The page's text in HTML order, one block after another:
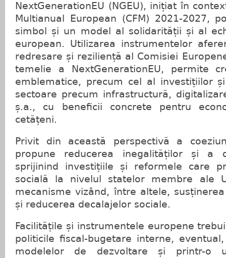
NextGenerationEU (NGEU), inițiat în
Multianual European (CFM) 2021-2027,
simbol și un model al solidarității și al
european. Utilizarea instrumentelor
redresare și reziliență al Comisiei
temelie a NextGenerationEU, permite
emblematice, precum cel al investițiilor
sectoare precum infrastructură,
ș.a., cu beneficii concrete pentru
cetățeni.
Privit din această perspectivă a
propune reducerea inegalităților și a
sprijinind investițiile și reformele care
socială la nivelul statelor membre ale
mecanisme vizând, între altele,
și reducerea decalajelor sociale.
Facilitățile și instrumentele europene
politicile fiscal-bugetare interne,
modelelor de dezvoltare și printr-o